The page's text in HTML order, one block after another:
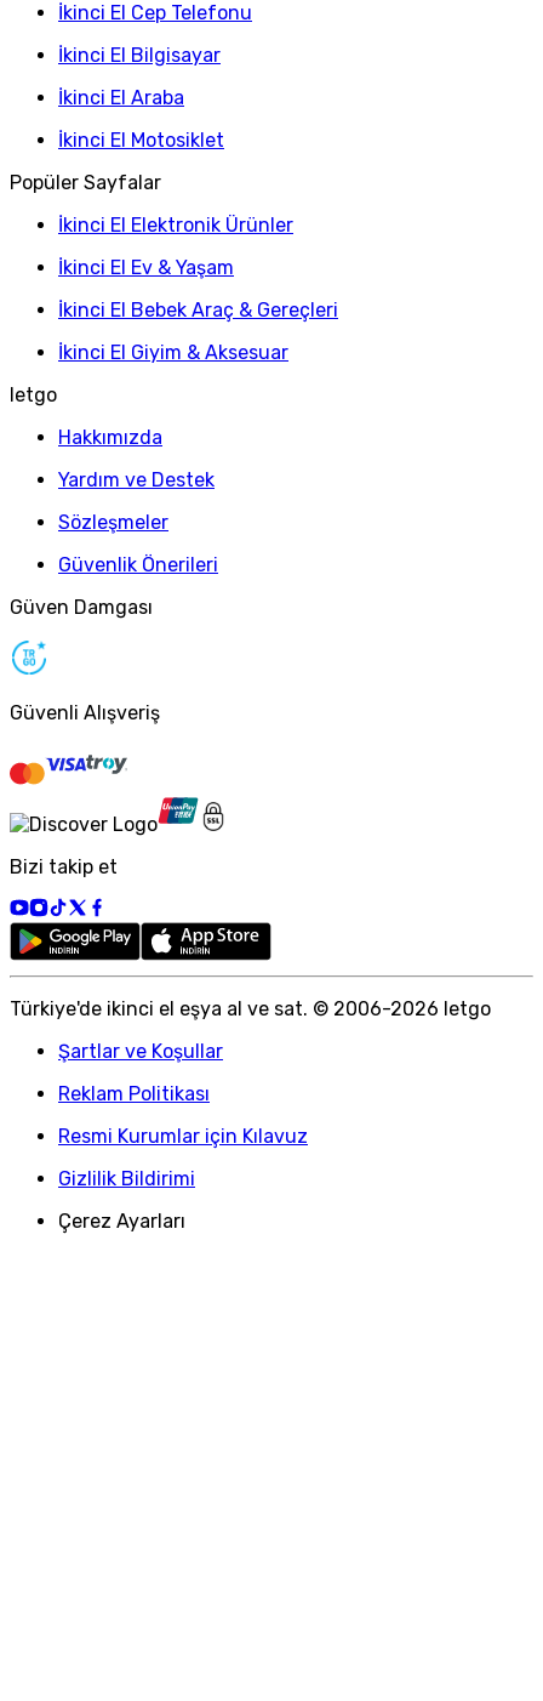
İkinci El Cep Telefonu
İkinci El Bilgisayar
İkinci El Araba
İkinci El Motosiklet
Popüler Sayfalar
İkinci El Elektronik Ürünler
İkinci El Ev & Yaşam
İkinci El Bebek Araç & Gereçleri
İkinci El Giyim & Aksesuar
letgo
Hakkımızda
Yardım ve Destek
Sözleşmeler
Güvenlik Önerileri
Güven Damgası
Güvenli Alışveriş
Bizi takip et
Türkiye'de ikinci el eşya al ve sat. © 2006-2026 letgo
Şartlar ve Koşullar
Reklam Politikası
Resmi Kurumlar için Kılavuz
Gizlilik Bildirimi
Çerez Ayarları